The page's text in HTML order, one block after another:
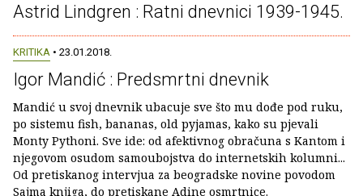
Astrid Lindgren : Ratni dnevnici 1939-1945.
KRITIKA • 23.01.2018.
Igor Mandić : Predsmrtni dnevnik
Mandić u svoj dnevnik ubacuje sve što mu dođe pod ruku,
po sistemu fish, bananas, old pyjamas, kako su pjevali
Monty Pythoni. Sve ide: od afektivnog obračuna s Kantom i
njegovom osudom samoubojstva do internetskih kolumni...
Od pretiskanog intervjua za beogradske novine povodom
Sajma knjiga, do pretiskane Adine osmrtnice.